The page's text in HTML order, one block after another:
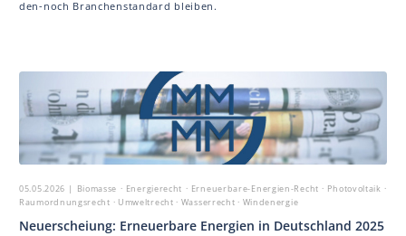
den-noch Branchenstandard bleiben.
05.05.2026 | Biomasse · Energierecht · Erneuerbare-Energien-Recht · Photovoltaik ·
Raumordnungsrecht · Umweltrecht · Wasserrecht · Windenergie
Neuerscheiung: Erneuerbare Energien in Deutschland 2025